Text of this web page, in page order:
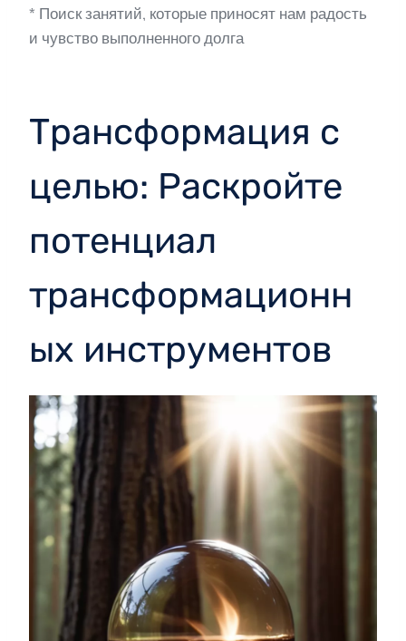
* Поиск занятий, которые приносят нам радость
и чувство выполненного долга
Трансформация с
целью: Раскройте
потенциал
трансформационн
ых инструментов